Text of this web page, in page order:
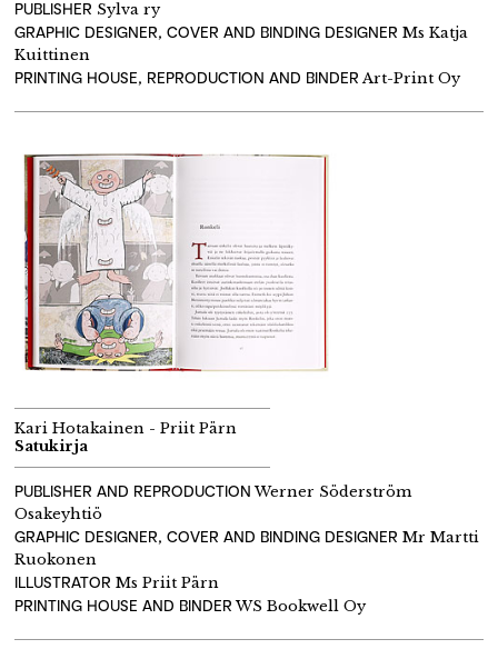
PUBLISHER Sylva ry
GRAPHIC DESIGNER, COVER AND BINDING DESIGNER Ms Katja
Kuittinen
PRINTING HOUSE, REPRODUCTION AND BINDERArt-Print Oy
Kari Hotakainen - Priit Pärn
Satukirja
PUBLISHER AND REPRODUCTIONWerner Söderström
Osakeyhtiö
GRAPHIC DESIGNER, COVER AND BINDING DESIGNER Mr Martti
Ruokonen
ILLUSTRATOR Ms Priit Pärn
PRINTING HOUSE AND BINDERWS Bookwell Oy